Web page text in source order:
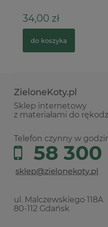
34,00 zł
do koszyka
ZieloneKoty.pl
Sklep internetowy
z materiałami do
Telefon czynny w
58 300
ul. Malczewskiego 118A
80-112 Gdańsk